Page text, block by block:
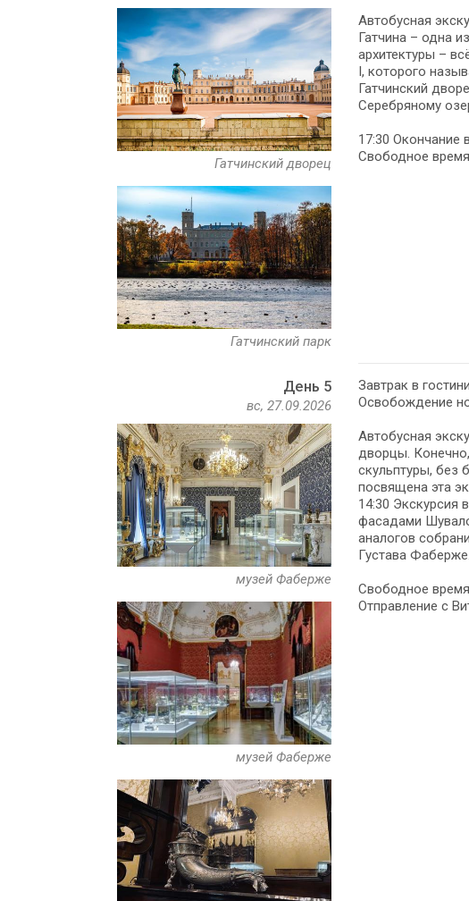
Автобусная
Гатчина – одна
архитектуры –
I, которого
Гатчинский
Серебряному
17:30 Окончание
Свободное
Гатчинский дворец
Гатчинский парк
День 5
вс, 27.09.2026
Завтрак в
Освобождение
Автобусная
дворцы.
скульптуры, без
посвящена эта
14:30 Экскурсия
фасадами
аналогов
Густава Фаберже.
Свободное
музей Фаберже
музей Фаберже